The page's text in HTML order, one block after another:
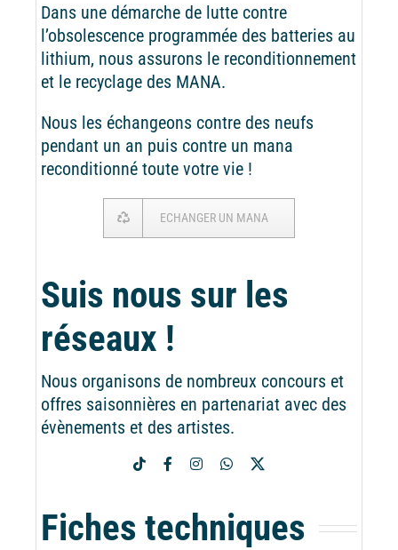
Dans une démarche de lutte contre
l’obsolescence programmée des batteries au
lithium, nous assurons le reconditionnement
et le recyclage des MANA.
Nous les échangeons contre des neufs
pendant un an puis contre un mana
reconditionné toute votre vie !
ECHANGER UN MANA
Suis nous sur les
réseaux !
Nous organisons de nombreux concours et
offres saisonnières en partenariat avec des
évènements et des artistes.
Fiches techniques